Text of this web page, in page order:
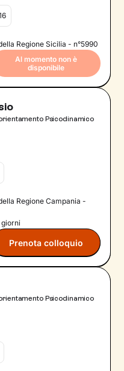
Regione Sicilia - n°5990
Al momento non è
disponibile
Psicodinamico
Regione Campania -
Prenota colloquio
Psicodinamico